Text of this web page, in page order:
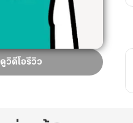
ดูวิดีโอรีวิว